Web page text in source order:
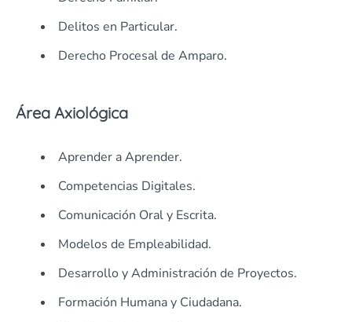
Delitos en Particular.
Derecho Procesal de Amparo.
Área Axiológica
Aprender a Aprender.
Competencias Digitales.
Comunicación Oral y Escrita.
Modelos de Empleabilidad.
Desarrollo y Administración de Proyectos.
Formación Humana y Ciudadana.